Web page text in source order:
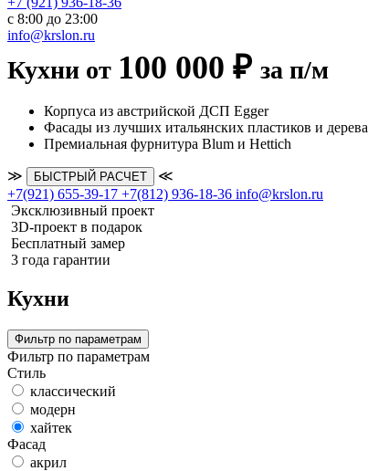
с 8:00 до 23:00
info@krslon.ru
Кухни от 100 000 ₽ за п/м
Корпуса из австрийской ДСП Egger
Фасады из лучших итальянских пластиков и дерева
Премиальная фурнитура Blum и Hettich
≫ БЫСТРЫЙ РАСЧЕТ
≪
+7(921) 655-39-17 +7(812) 936-18-36 info@krslon.ru
Эксклюзивный проект
3D-проект в подарок
Бесплатный замер
3 года гарантии
Кухни
Фильтр по параметрам
Фильтр по параметрам
Стиль
классический
модерн
хайтек
Фасад
акрил